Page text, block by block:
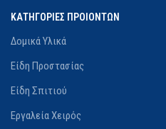
ΚΑΤΗΓΟΡΙΕΣ ΠΡΟΙΟΝΤΩΝ
Δομικά Υλικά
Είδη Προστασίας
Είδη Σπιτιού
Εργαλεία Χειρός